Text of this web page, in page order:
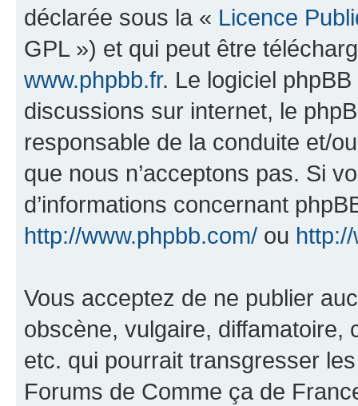
déclarée sous la « Licence
GPL ») et qui peut être
www.phpbb.fr. Le logiciel
discussions sur internet, le
responsable de la conduite et/
que nous n’acceptons pas. Si
d’informations concernant
http://www.phpbb.com/ ou
Vous acceptez de ne publier
obscène, vulgaire, diffamatoire,
etc. qui pourrait transgresser
Forums de Comme ça de